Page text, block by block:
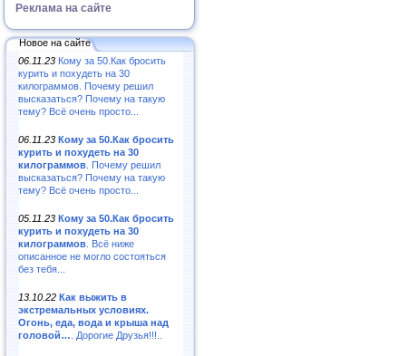
Реклама на сайте
Новое на сайте
06.11.23 Кому за 50.Как бросить
курить и похудеть на 30
килограммов. Почему решил
высказаться? Почему на такую
тему? Всё очень просто...
06.11.23 Кому за 50.Как бросить
курить и похудеть на 30
килограммов . Почему решил
высказаться? Почему на такую
тему? Всё очень просто...
05.11.23 Кому за 50.Как бросить
курить и похудеть на 30
килограммов . Всё ниже
описанное не могло состояться
без тебя...
13.10.22 Как выжить в
экстремальных условиях.
Огонь, еда, вода и крыша над
головой… . Дорогие Друзья!!!..